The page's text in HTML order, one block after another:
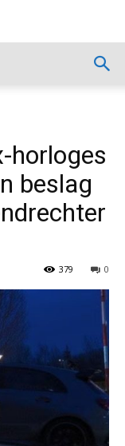
horloges
beslag
0
379